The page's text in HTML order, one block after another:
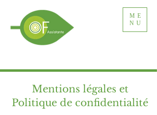
ME
NU
Mentions légales et
Politique de confidentialité